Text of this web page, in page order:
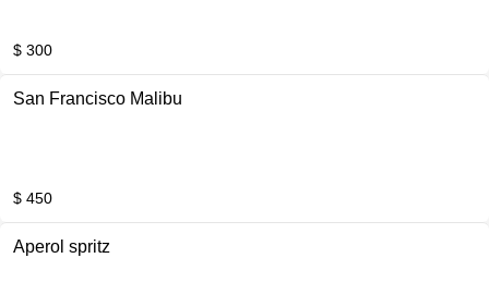
$ 300
San Francisco Malibu
$ 450
Aperol spritz